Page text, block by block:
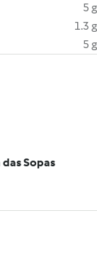
5 g
1.3 g
5 g
Sopas